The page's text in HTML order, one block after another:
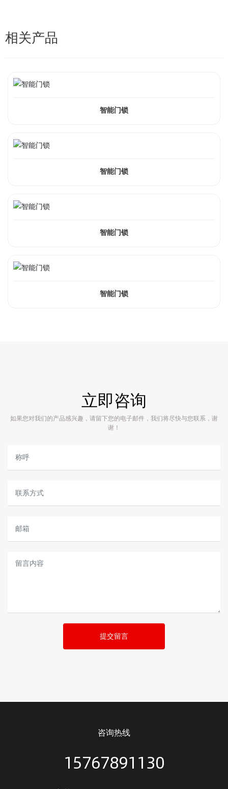
相关产品
智能门锁
智能门锁
智能门锁
智能门锁
立即咨询
如果您对我们的产品感兴趣，请留下您的电子邮件，我们将尽快与您联系，谢
谢！
提交留言
咨询热线
15767891130